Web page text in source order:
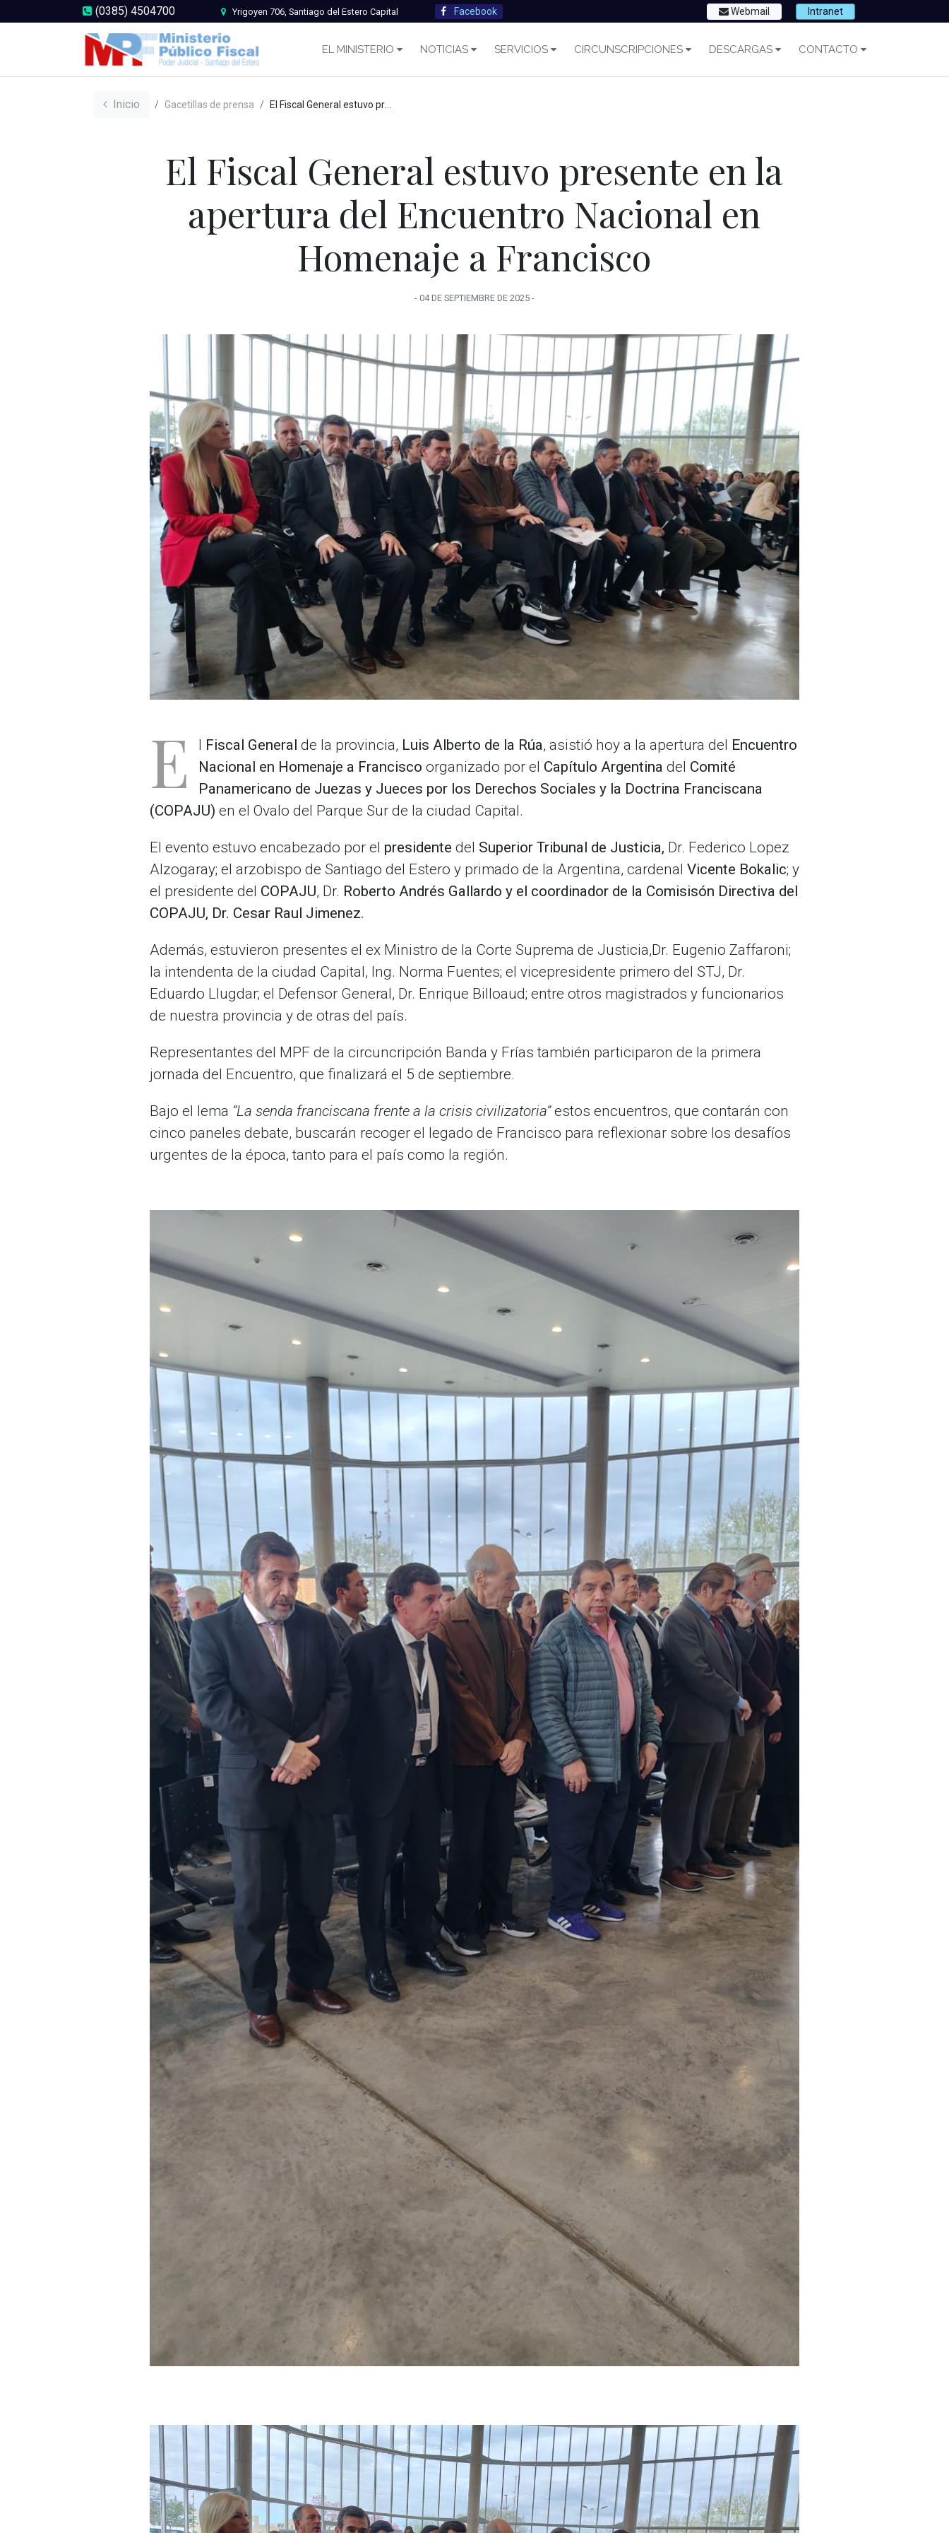
(0385) 4504700 Yrigoyen 706, Santiago del Estero Capital Facebook Webmail Intranet
EL MINISTERIO NOTICIAS SERVICIOS CIRCUNSCRIPCIONES DESCARGAS CONTACTO
Inicio Gacetillas de prensa El Fiscal General estuvo presente en la apertura del Encuentro Nacional en Homenaje a Francisco
El Fiscal General estuvo presente en la
apertura del Encuentro Nacional en
Homenaje a Francisco
- 04 DE SEPTIEMBREDE 2025-
E Fiscal General de la provincia, Luis Alberto de la Rúa, asistió hoy a la apertura del Encuentro
Nacional en Homenaje a Francisco organizado por el Capítulo Argentina del Comité
Panamericano de Juezas y Jueces por los Derechos Sociales y la Doctrina Franciscana
(COPAJU) en el Ovalo del Parque Sur de la ciudad Capital.
El evento estuvo encabezado por el presidente del Superior Tribunal de Justicia, Dr. Federico Lopez
Alzogaray; el arzobispo de Santiago del Estero y primado de la Argentina, cardenal Vicente Bokalic; y
el presidente del COPAJU, Dr. Roberto Andrés Gallardo y el coordinador de la Comisisón Directiva del
COPAJU, Dr. Cesar Raul Jimenez.
Además, estuvieron presentes el ex Ministro de la Corte Suprema de Justicia,Dr. Eugenio Zaffaroni;
la intendenta de la ciudad Capital, Ing. Norma Fuentes; el vicepresidente primero del STJ, Dr.
Eduardo Llugdar; el Defensor General, Dr. Enrique Billoaud; entre otros magistrados y funcionarios
de nuestra provincia y de otras del país.
Representantes del MPF de la circuncripción Banda y Frías también participaron de la primera
jornada del Encuentro, que finalizará el 5 de septiembre.
Bajo el lema “La senda franciscana frente a la crisis civilizatoria”estos encuentros, que contarán con
cinco paneles debate, buscarán recoger el legado de Francisco para reflexionar sobre los desafíos
urgentes de la época, tanto para el país como la región.